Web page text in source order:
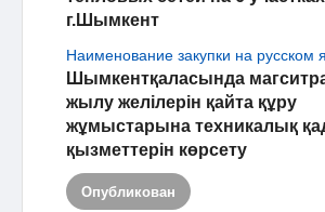
г.Шымкент
Наименование закупки на русском
Шымкентқаласында
жылу желілерін қайта құру
жұмыстарына техникалық
қызметтерін көрсету
Опубликован